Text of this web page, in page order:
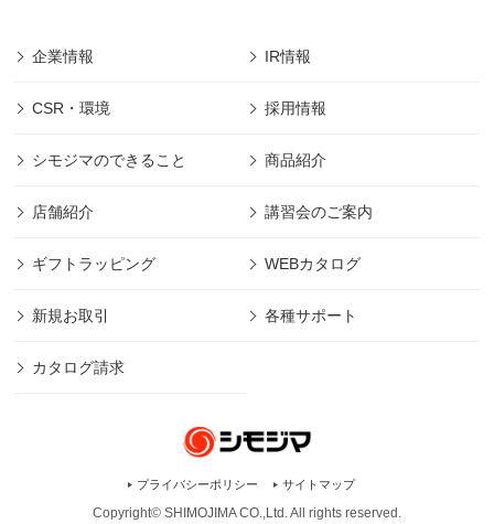
企業情報 IR情報
CSR・環境 採用情報
シモジマのできること 商品紹介
店舗紹介 講習会のご案内
ギフトラッピング WEBカタログ
新規お取引 各種サポート
カタログ請求
プライバシーポリシー サイトマップ
Copyright© SHIMOJIMA CO.,Ltd. All rights reserved.